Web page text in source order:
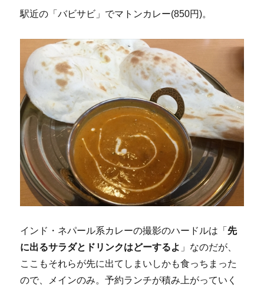
駅近の「バビサビ」でマトンカレー(850円)。
インド・ネパール系カレーの撮影のハードルは「 先
に出るサラダとドリンクはどーするよ 」なのだが、
ここもそれらが先に出てしまいしかも食っちまった
ので、メインのみ。予約ランチが積み上がっていく